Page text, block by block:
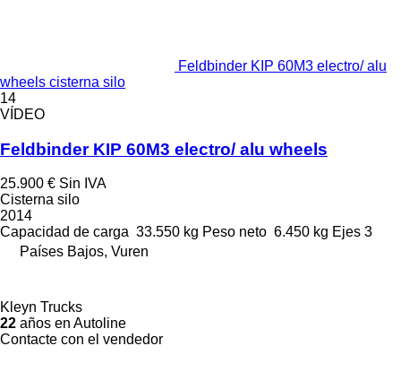
Feldbinder KIP 60M3 electro/ alu
wheels cisterna silo
14
VÍDEO
Feldbinder KIP 60M3 electro/ alu wheels
25.900 € Sin IVA
Cisterna silo
2014
Capacidad de carga 33.550 kg Peso neto 6.450 kg Ejes 3
Países Bajos, Vuren
Kleyn Trucks
22 años en Autoline
Contacte con el vendedor